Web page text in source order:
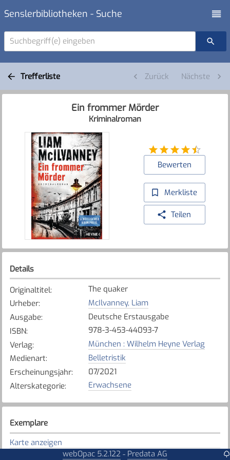
Senslerbibliotheken - Suche
Suchbegriff(e) eingeben
Trefferliste Zurück Nächste
Ein frommer Mörder
Kriminalroman
Bewerten
Merkliste
Teilen
Details
Originaltitel:
The quaker
Urheber:
McIlvanney, Liam
Ausgabe:
Deutsche Erstausgabe
ISBN:
978-3-453-44093-7
Verlag:
München : Wilhelm Heyne Verlag
Medienart:
Belletristik
Erscheinungsjahr:
07/2021
Alterskategorie: Erwachsene
Exemplare
Karte anzeigen
webOpac 5.2.122 - Predata AG